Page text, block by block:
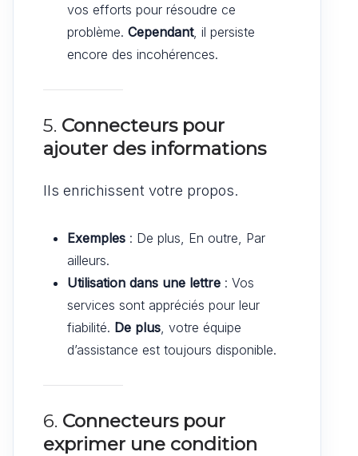
vos efforts pour résoudre ce
problème. Cependant, il persiste
encore des incohérences.
5. Connecteurs pour
ajouter des informations
Ils enrichissent votre propos.
Exemples : De plus, En outre, Par
ailleurs.
Utilisation dans une lettre : Vos
services sont appréciés pour leur
fiabilité. De plus , votre équipe
d’assistance est toujours disponible.
6. Connecteurs pour
exprimer une condition